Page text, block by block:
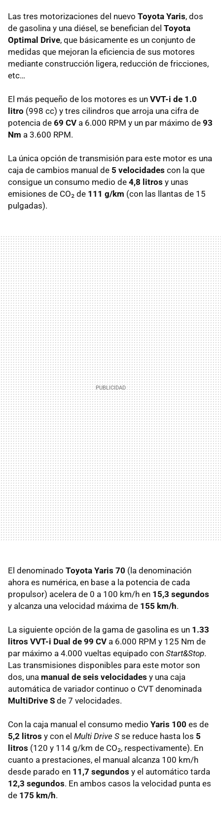
Las tres motorizaciones del nuevo Toyota Yaris, dos
de gasolina y una diésel, se benefician del Toyota
Optimal Drive, que básicamente es un conjunto de
medidas que mejoran la eficiencia de sus motores
mediante construcción ligera, reducción de fricciones,
etc…
El más pequeño de los motores es un VVT-i de 1.0
litro (998 cc) y tres cilindros que arroja una cifra de
potencia de 69 CV a 6.000 RPM y un par máximo de 93
Nm a 3.600 RPM.
La única opción de transmisión para este motor es una
caja de cambios manual de 5 velocidades con la que
consigue un consumo medio de 4,8 litros y unas
emisiones de CO₂ de 111 g/km (con las llantas de 15
pulgadas).
El denominado Toyota Yaris 70 (la denominación
ahora es numérica, en base a la potencia de cada
propulsor) acelera de 0 a 100 km/h en 15,3 segundos
y alcanza una velocidad máxima de 155 km/h.
La siguiente opción de la gama de gasolina es un 1.33
litros VVT-i Dual de 99 CV a 6.000 RPM y 125 Nm de
par máximo a 4.000 vueltas equipado con Start&Stop.
Las transmisiones disponibles para este motor son
dos, una manual de seis velocidades y una caja
automática de variador continuo o CVT denominada
MultiDrive S de 7 velocidades.
Con la caja manual el consumo medio Yaris 100 es de
5,2 litros y con el Multi Drive S se reduce hasta los 5
litros (120 y 114 g/km de CO₂, respectivamente). En
cuanto a prestaciones, el manual alcanza 100 km/h
desde parado en 11,7 segundos y el automático tarda
12,3 segundos. En ambos casos la velocidad punta es
de 175 km/h.